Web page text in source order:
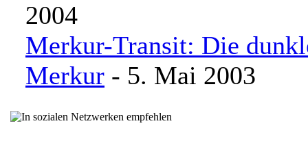
2004
Merkur-Transit: Die
Merkur - 5. Mai 2003